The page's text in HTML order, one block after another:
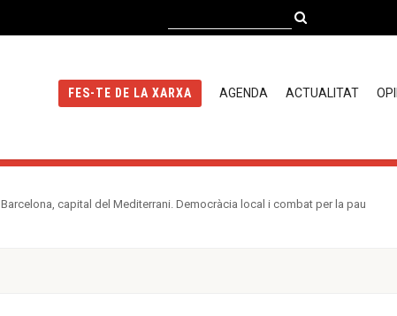
FES-TE DE LA XARXA AGENDA ACTUALITAT
Barcelona, capital del Mediterrani. Democràcia local i combat per la pau